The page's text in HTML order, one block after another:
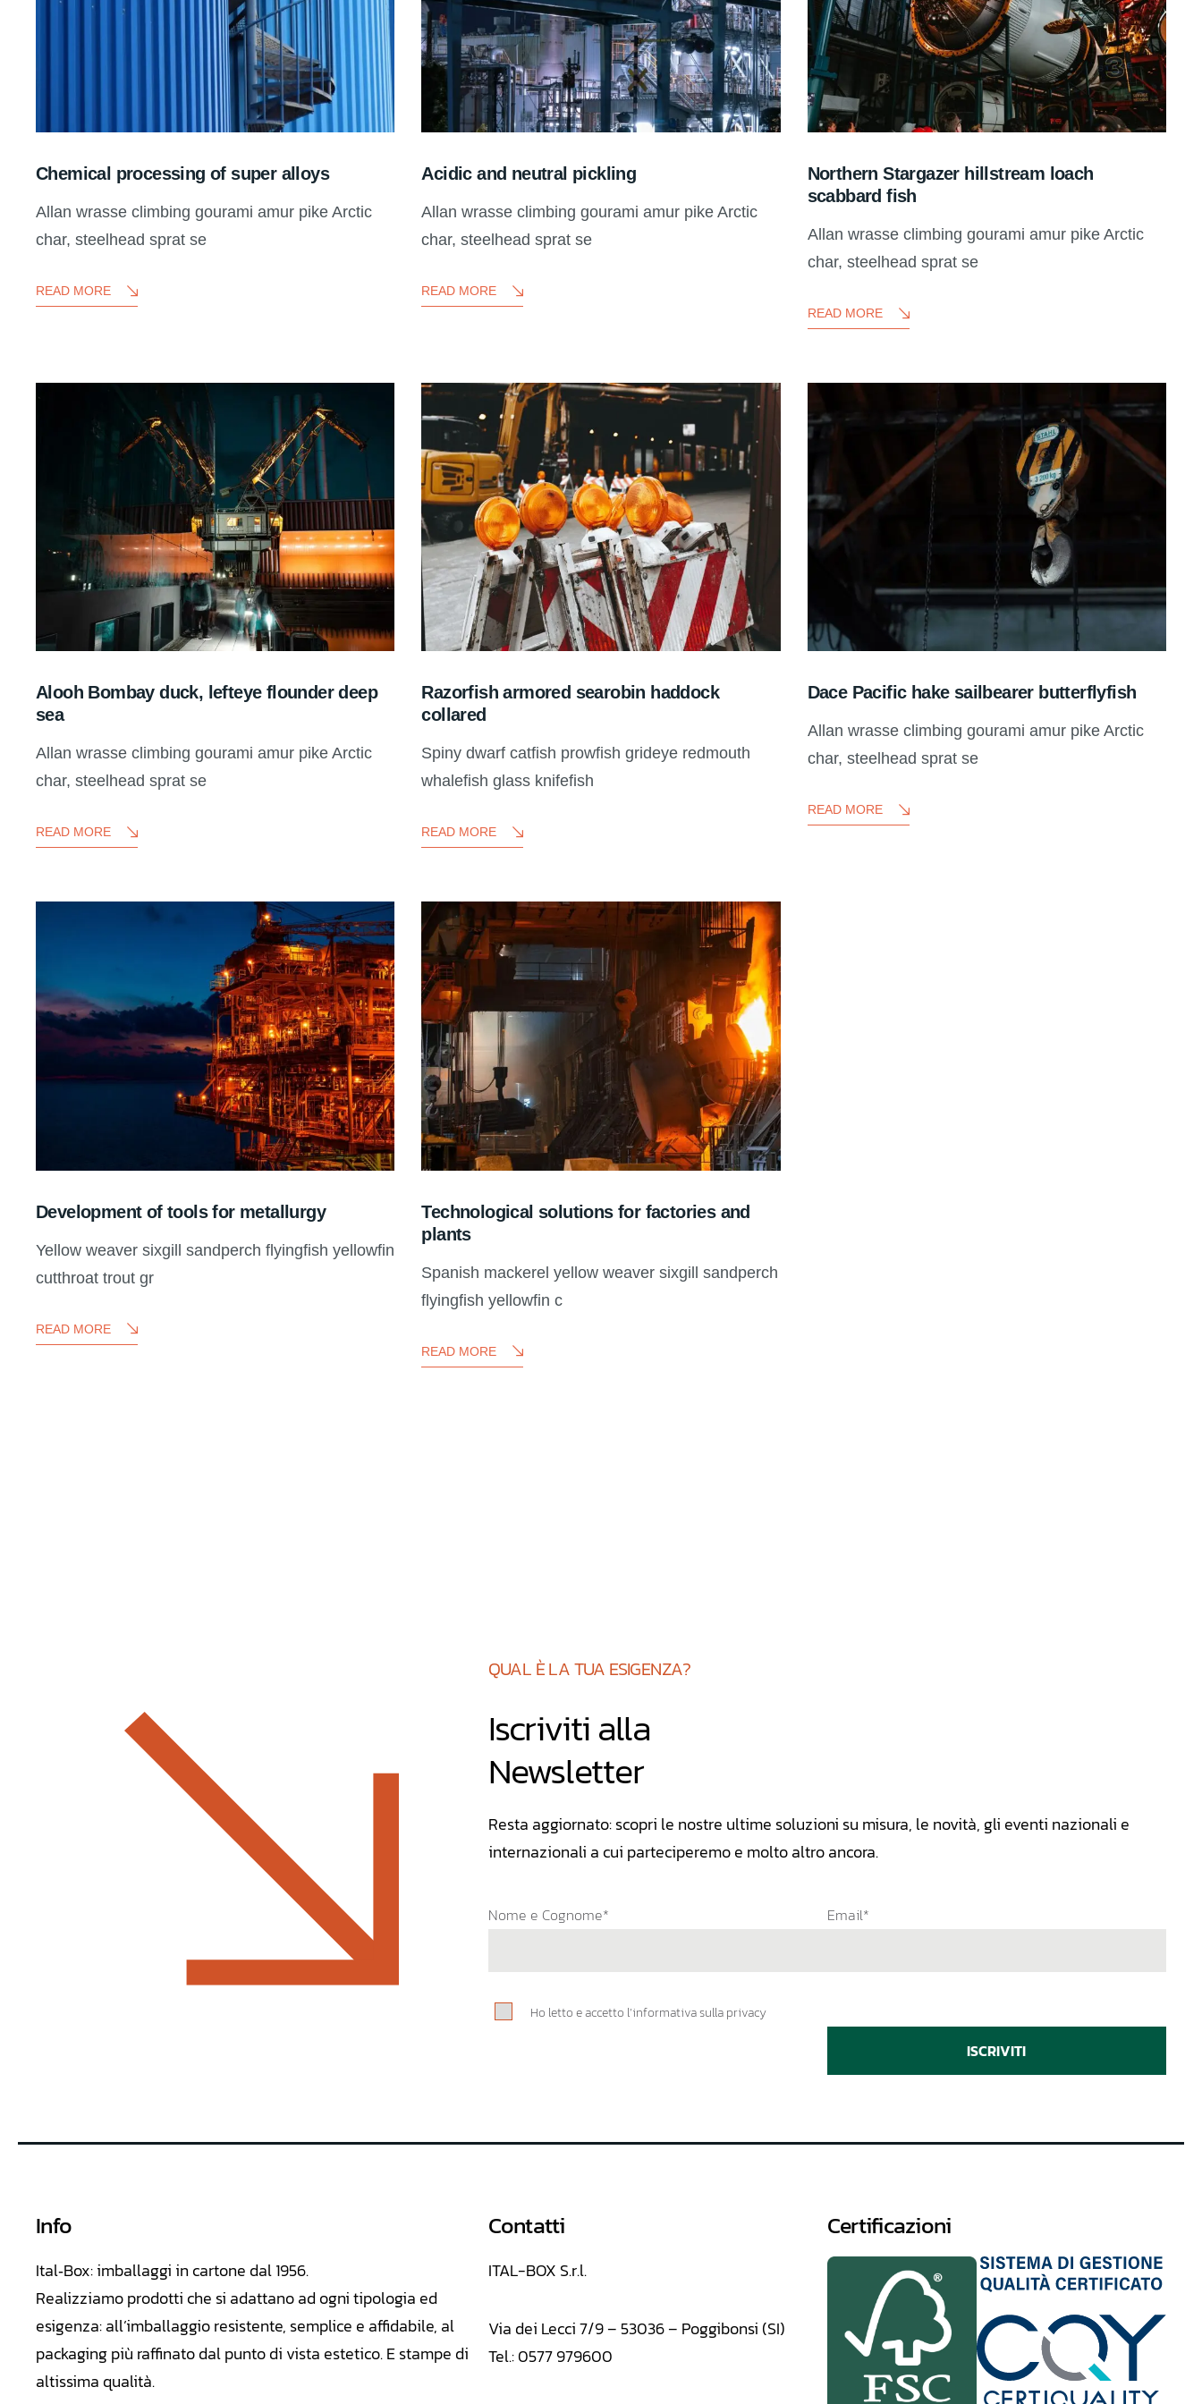
Chemical processing of super alloys
Allan wrasse climbing gourami amur pike Arctic
char, steelhead sprat se
READ MORE
Acidic and neutral pickling
Allan wrasse climbing gourami amur pike Arctic
char, steelhead sprat se
READ MORE
Northern Stargazer hillstream loach
scabbard fish
Allan wrasse climbing gourami amur pike Arctic
char, steelhead sprat se
READ MORE
Alooh Bombay duck, lefteye flounder deep
sea
Allan wrasse climbing gourami amur pike Arctic
char, steelhead sprat se
READ MORE
Razorfish armored searobin haddock
collared
Spiny dwarf catfish prowfish grideye redmouth
whalefish glass knifefish
READ MORE
Dace Pacific hake sailbearer butterflyfish
Allan wrasse climbing gourami amur pike Arctic
char, steelhead sprat se
READ MORE
Development of tools for metallurgy
Yellow weaver sixgill sandperch flyingfish yellowfin
cutthroat trout gr
READ MORE
Technological solutions for factories and
plants
Spanish mackerel yellow weaver sixgill sandperch
flyingfish yellowfin c
READ MORE
QUAL È LA TUA ESIGENZA?
Iscriviti alla
Newsletter
Resta aggiornato: scopri le nostre ultime soluzioni su misura, le novità, gli eventi nazionali e
internazionali a cui parteciperemo e molto altro ancora.
Nome e Cognome* Email*
Ho letto e accetto l’informativa sulla privacy
ISCRIVITI
Info
Ital‑Box: imballaggi in cartone dal 1956.
Realizziamoprodotti che si adattano ad ogni tipologia ed
esigenza: all’imballaggio resistente, semplice e affidabile, al
packaging più raffinato dal punto di vista estetico. E stampe di
altissima qualità.
Contatti
ITAL-BOX S.r.l.
Via dei Lecci 7/9 – 53036 – Poggibonsi (SI)
Tel.: 0577 979600
Certificazioni